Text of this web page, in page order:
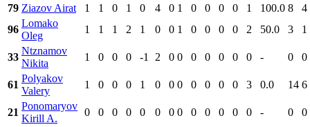
79 Ziazov Airat 1 1 0 1 0 4 0 1 0 0 0 0 1 100.0 8
4
96
Lomako
Oleg
1 1 1 2 1 0 0 1 0 0 0 0 2 50.0 3 1
33
Ntznamov
Nikita
1 0 0 0 -1 2 0 0 0 0 0 0 0 - 0 0
61
Polyakov
Valery
1 0 0 0 1 0 0 0 0 0 0 0 3 0.0 14 6
21
Ponomaryov
Kirill A.
0 0 0 0 0 0 0 0 0 0 0 0 0 - 0 0